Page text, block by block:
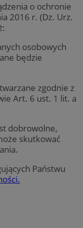
o ochronie
2016 r. (Dz. Urz.
osobowych
będzie
zgodnie z
Art. 6 ust. 1 lit. a
dobrowolne,
skutkować
Państwu